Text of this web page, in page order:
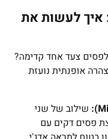
איך לעשות את
צעד אחד קדימה?
אופנתית נועזת
שילוב של שני
פסים דקים עם